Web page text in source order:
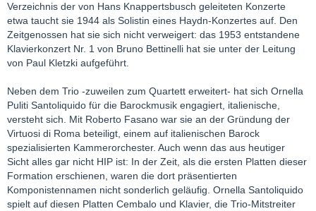
Verzeichnis der von Hans Knappertsbusch geleiteten Konzerte
etwa taucht sie 1944 als Solistin eines Haydn-Konzertes auf. Den
Zeitgenossen hat sie sich nicht verweigert: das 1953 entstandene
Klavierkonzert Nr. 1 von Bruno Bettinelli hat sie unter der Leitung
von Paul Kletzki aufgeführt.
Neben dem Trio -zuweilen zum Quartett erweitert- hat sich Ornella
Puliti Santoliquido für die Barockmusik engagiert, italienische,
versteht sich. Mit Roberto Fasano war sie an der Gründung der
Virtuosi di Roma beteiligt, einem auf italienischen Barock
spezialisierten Kammerorchester. Auch wenn das aus heutiger
Sicht alles gar nicht HIP ist: In der Zeit, als die ersten Platten dieser
Formation erschienen, waren die dort präsentierten
Komponistennamen nicht sonderlich geläufig. Ornella Santoliquido
spielt auf diesen Platten Cembalo und Klavier, die Trio-Mitstreiter